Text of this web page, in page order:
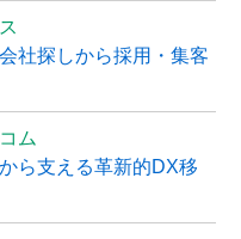
社探しから採用・集客
ム
ら支える革新的DX移